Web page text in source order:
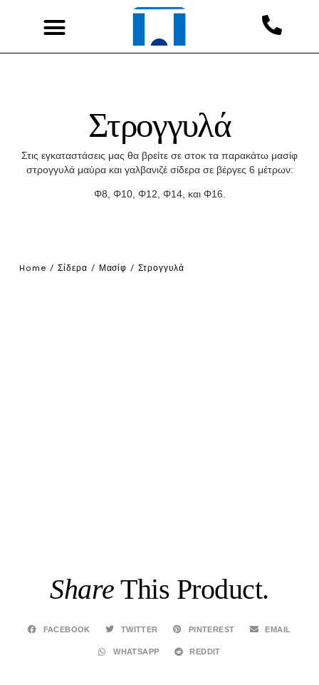
Home /Σίδερα / Μασίφ / Στρογγυλά
Share This Product.
FACEBOOK TWITTER PINTEREST EMAIL
WHATSAPP REDDIT
Στρογγυλά
Στις εγκαταστάσεις μας θα βρείτε σε στοκ τα παρακάτω μασίφ
στρογγυλά μαύρα και γαλβανιζέ σίδερα σε βέργες 6 μέτρων:
Φ8, Φ10, Φ12, Φ14, και Φ16.